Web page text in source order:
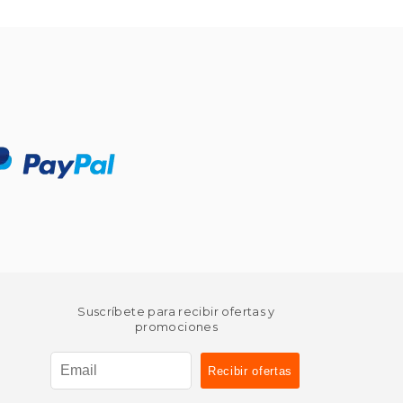
Suscríbete para recibir ofertas y
promociones